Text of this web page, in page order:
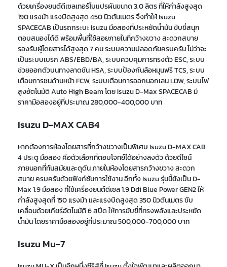
ด้วยเครื่องยนต์ดีเซลเทอร์โบแปรผันขนาด 3.0 ลิตร ที่ให้กำลังสูงสุด
190 แรงม้า แรงบิดสูงสุด 450 นิวตันเมตร จึงทำให้ Isuzu
SPACECAB เป็นรถกระบะ Isuzu มือสองที่ประหยัดน้ำมัน ขับขี่สนุก
ตอบสนองได้ดี พร้อมพื้นที่ใช้สอยภายในที่กว้างขวาง สะดวกสบาย
รองรับผู้โดยสารได้สูงสุด 7 คน ระบบความปลอดภัยครบครันไม่ว่าจะ
เป็นระบบเบรก ABS/EBD/BA,ระบบควบคุมการทรงตัว ESC,ระบบ
ช่วยออกตัวบนทางลาดชัน HSA,ระบบป้องกันล้อหมุนฟรี TCS,ระบบ
เตือนการชนด้านหน้า FCW,ระบบเตือนการออกนอกเลน LDW,ระบบไฟ
สูงอัตโนมัติ Auto High Beam โดย Isuzu D-Max SPACECAB มี
ราคามือสองอยู่ที่ประมาณ 280,000-400,000 บาท
Isuzu D-MAX CAB4
หากต้องการห้องโดยสารที่กว้างขวางเป็นพิเศษIsuzu D-MAXCAB
4 ประตู มือสองคือตัวเลือกที่ตอบโจทย์ได้อย่างลงตัว ด้วยดีไซน์
ภายนอกที่ทันสมัยและดุดัน ภายในห้องโดยสารกว้างขวาง สะดวก
สบาย ครบครันด้วยฟังก์ชันการใช้งาน อีกทั้งIsuzuรุ่นนี้ยังเป็นD-
Max 1.9 มือสองที่ใช้เครื่องยนต์ดีเซล 1.9 Ddi Blue Power GEN2 ให้
กำลังสูงสุดที่ 150 แรงม้า และแรงบิดสูงสุด 350 นิวตันเมตร ขับ
เคลื่อนด้วยเกียร์อัตโนมัติ 6 สปีด ให้การขับขี่ที่ทรงพลังและประหยัด
น้ำมัน โดยราคามือสองอยู่ที่ประมาณ 500,000-700,000 บาท
Isuzu Mu-7